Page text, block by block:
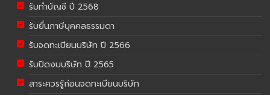
รับทำบัญชี ปี 2568
รับยื่นภาษีบุคคลธรรมดา
รับจดทะเบียนบริษัท ปี 2566
รับปิดงบบริษัท ปี 2565
สาระควรรู้ก่อนจดทะเบียนบริษัท